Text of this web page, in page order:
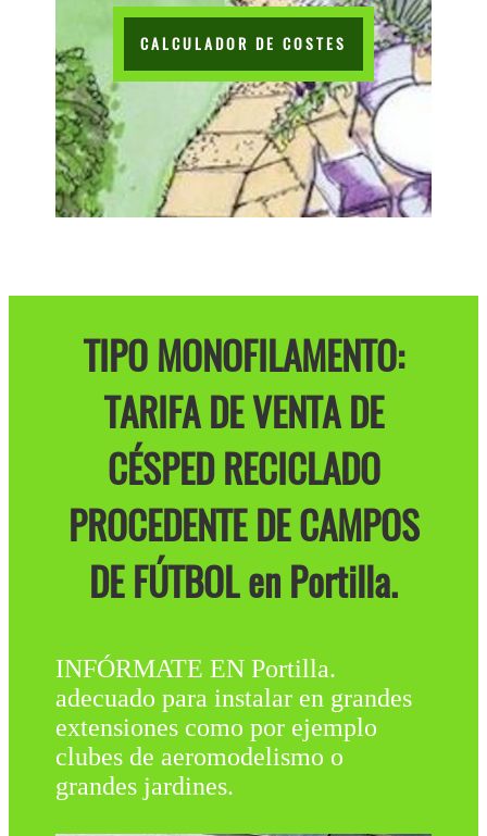
CALCULADOR DE COSTES
TIPO MONOFILAMENTO:
TARIFA DE VENTA DE
CÉSPED RECICLADO
PROCEDENTE DE CAMPOS
DE FÚTBOL en Portilla.
INFÓRMATE EN Portilla.
adecuado para instalar en grandes
extensiones como por ejemplo
clubes de aeromodelismo o
grandes jardines.